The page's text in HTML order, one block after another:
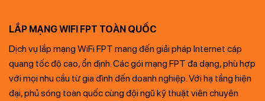
LẮP MẠNG WIFI FPT TOÀN QUỐC
Dịch vụ lắp mạng WiFi FPT mang đến giải pháp Internet cáp
quang tốc độ cao, ổn định. Các gói mạng FPT đa dạng, phù hợp
với mọi nhu cầu từ gia đình đến doanh nghiệp. Với hạ tầng hiện
đại, phủ sóng toàn quốc cùng đội ngũ kỹ thuật viên chuyên